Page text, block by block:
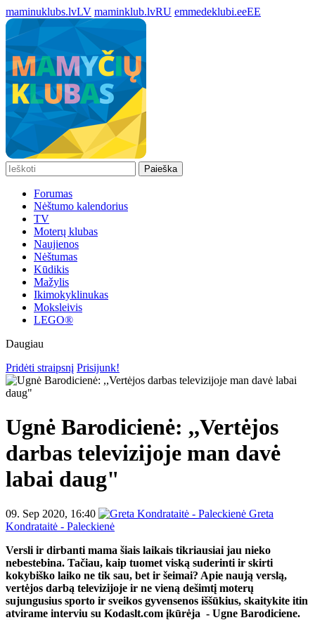
maminuklubs.lvLV maminklub.lvRU emmedeklubi.eeEE
Paieška
Forumas
Nėštumo kalendorius
TV
Moterų klubas
Naujienos
Nėštumas
Kūdikis
Mažylis
Ikimokyklinukas
Moksleivis
LEGO®
Daugiau
Pridėti straipsnį Prisijunk!
Ugnė Barodicienė: ,,Vertėjos
darbas televizijoje man davė
labai daug"
09. Sep 2020, 16:40
Greta
Kondrataitė - Paleckienė
Versli ir dirbanti mama šiais laikais tikriausiai jau nieko
nebestebina. Tačiau, kaip tuomet viską suderinti ir skirti
kokybiško laiko ne tik sau, bet ir šeimai? Apie naują verslą,
vertėjos darbą televizijoje ir ne vieną dešimtį moterų
sujungusius sporto ir sveikos gyvensenos iššūkius, skaitykite itin
atvirame interviu su Kodaslt.com įkūrėja - Ugne Barodiciene.